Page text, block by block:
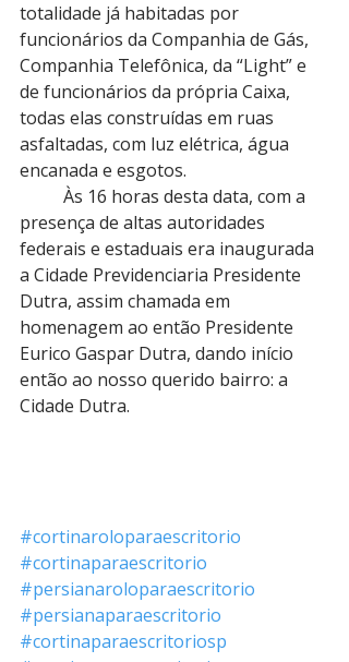
totalidade já habitadas por
funcionários da Companhia de Gás,
Companhia Telefônica, da “Light” e
de funcionários da própria Caixa,
todas elas construídas em ruas
asfaltadas, com luz elétrica, água
encanada e esgotos.
Às 16 horas desta data, com a
presença de altas autoridades
federais e estaduais era inaugurada
a Cidade Previdenciaria Presidente
Dutra, assim chamada em
homenagem ao então Presidente
Eurico Gaspar Dutra, dando início
então ao nosso querido bairro: a
Cidade Dutra.
#cortinaroloparaescritorio
#cortinaparaescritorio
#persianaroloparaescritorio
#persianaparaescritorio
#cortinaparaescritoriosp